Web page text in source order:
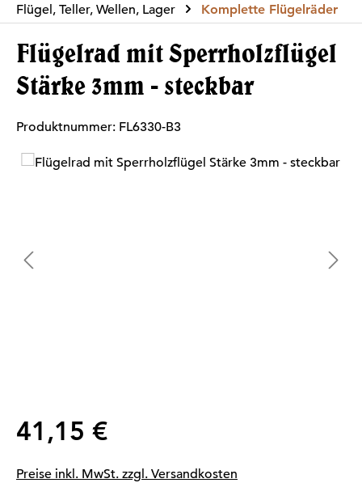
Flügel, Teller, Wellen, Lager Komplette Flügelräder
Flügelrad mit Sperrholzflügel
Stärke 3mm - steckbar
Produktnummer: FL6330-B3
Bildergalerie überspringen
Regulärer Preis:
41,15 €
Preise inkl. MwSt. zzgl. Versandkosten